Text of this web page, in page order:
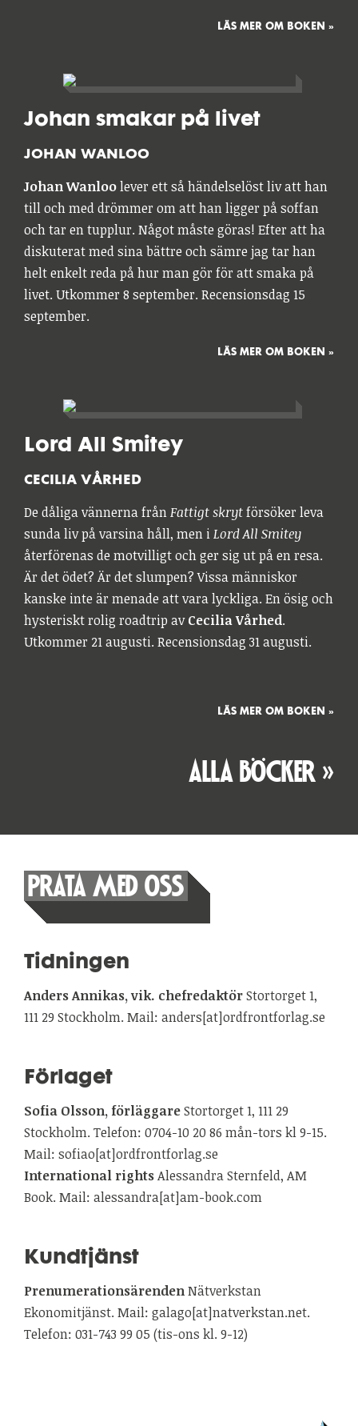
LÄS MER OM BOKEN »
Johan smakar på livet
JOHAN WANLOO
Johan Wanloolever ett så händelselöst liv att han
till och med drömmer om att han ligger på soffan
och tar en tupplur. Något måste göras! Efter att ha
diskuterat med sina bättre och sämre jag tar han
helt enkelt reda på hur man gör för att smaka på
livet. Utkommer 8 september. Recensionsdag 15
september.
LÄS MER OM BOKEN »
Lord All Smitey
CECILIA VÅRHED
De dåliga vännerna frånFattigt skrytförsöker leva
sunda liv på varsina håll, men iLord All Smitey
återförenas de motvilligt och ger sig ut på en resa.
Är det ödet? Är det slumpen? Vissa människor
kanske inte är menade att vara lyckliga. En ösig och
hysteriskt rolig roadtrip avCecilia Vårhed.
Utkommer 21 augusti. Recensionsdag 31 augusti.
LÄS MER OM BOKEN »
ALLA BÖCKER »
PRATA MED OSS
Tidningen
Anders Annikas, vik. chefredaktörStortorget 1,
111 29 Stockholm. Mail: anders[at]ordfrontforlag.se
Förlaget
Sofia Olsson, förläggareStortorget 1, 111 29
Stockholm. Telefon: 0704-10 20 86 mån-tors kl 9-15.
Mail: sofiao[at]ordfrontforlag.se
International rightsAlessandra Sternfeld, AM
Book. Mail: alessandra[at]am-book.com
Kundtjänst
PrenumerationsärendenNätverkstan
Ekonomitjänst. Mail: galago[at]natverkstan.net.
Telefon: 031-743 99 05 (tis-ons kl. 9-12)